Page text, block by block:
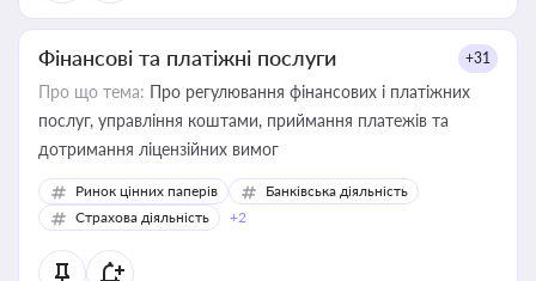
Фінансові та платіжні послуги +31
Про що тема: Про регулювання фінансових і платіжних
послуг, управління коштами, приймання платежів та
дотримання ліцензійних вимог
Ринок цінних паперів
Банківська діяльність
Страхова діяльність
+2